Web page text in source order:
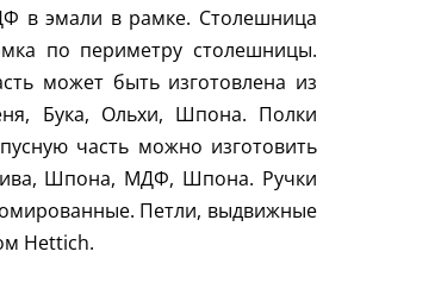
в эмали в рамке. Столешница
по периметру столешницы.
может быть изготовлена из
Бука, Ольхи, Шпона. Полки
часть можно изготовить
Шпона, МДФ, Шпона. Ручки
Петли, выдвижные
Hettich.